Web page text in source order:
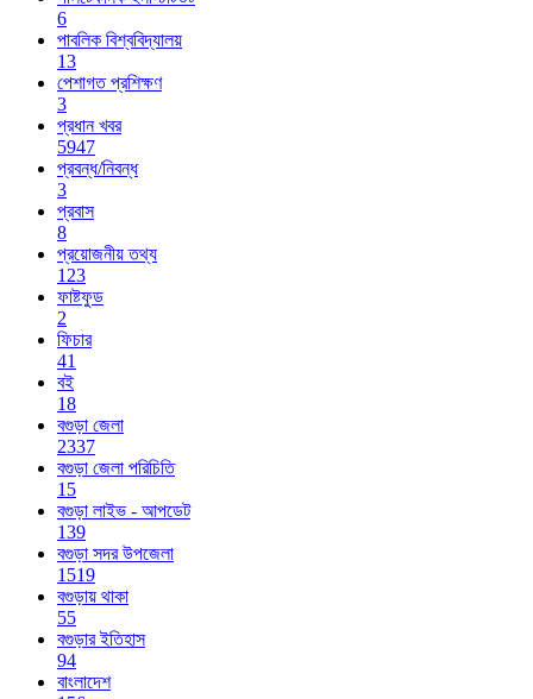
6
পাবলিক বিশ্ববিদ্যালয়
13
পেশাগত প্রশিক্ষণ
3
প্রধান খবর
5947
প্রবন্ধ/নিবন্ধ
3
প্রবাস
8
প্রয়োজনীয় তথ্য
123
ফাষ্টফুড
2
ফিচার
41
বই
18
বগুড়া জেলা
2337
বগুড়া জেলা পরিচিতি
15
বগুড়া লাইভ - আপডেট
139
বগুড়া সদর উপজেলা
1519
বগুড়ায় থাকা
55
বগুড়ার ইতিহাস
94
বাংলাদেশ